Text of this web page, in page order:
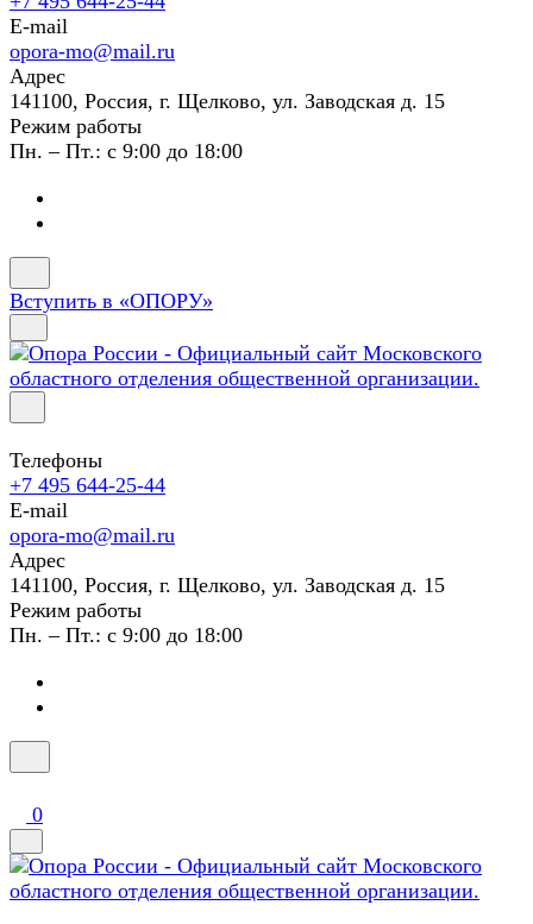
E-mail
opora-mo@mail.ru
Адрес
141100, Россия, г. Щелково, ул. Заводская д. 15
Режим работы
Пн. – Пт.: с 9:00 до 18:00
Вступить в «ОПОРУ»
Телефоны
+7 495 644-25-44
E-mail
opora-mo@mail.ru
Адрес
141100, Россия, г. Щелково, ул. Заводская д. 15
Режим работы
Пн. – Пт.: с 9:00 до 18:00
0